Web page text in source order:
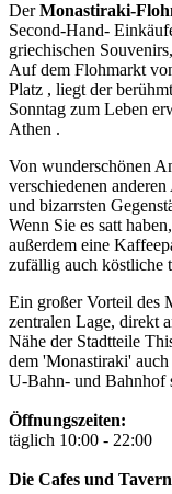
DerMonastiraki-
Second-Hand-
griechischen
Auf dem Flohmarkt
Platz , liegt der
Sonntag zum Leben
Athen .
Von wunderschönen
verschiedenen
und bizarrsten
Wenn Sie es satt
außerdem eine
zufällig auch köstliche
Ein großer Vorteil des
zentralen Lage, direkt
Nähe der Stadtteile
dem 'Monastiraki'
U-Bahn- und Bahnhof
Öffnungszeiten:
täglich 10:00 - 22:00
Die Cafes und